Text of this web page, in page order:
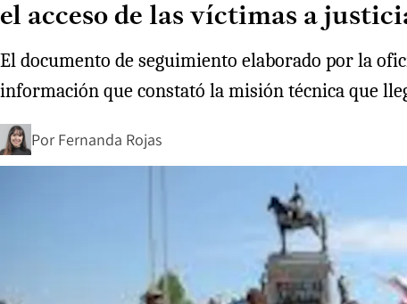
el acceso de las víctimas a
El documento de seguimiento elaborado por la
información que constató la misión técnica que
Por Fernanda Rojas